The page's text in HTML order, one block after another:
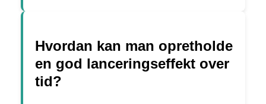
Hvordan kan man opretholde
en god lanceringseffekt over
tid?